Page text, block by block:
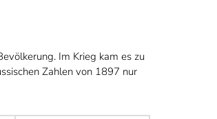
Im Krieg kam es zu
Zahlen von 1897 nur